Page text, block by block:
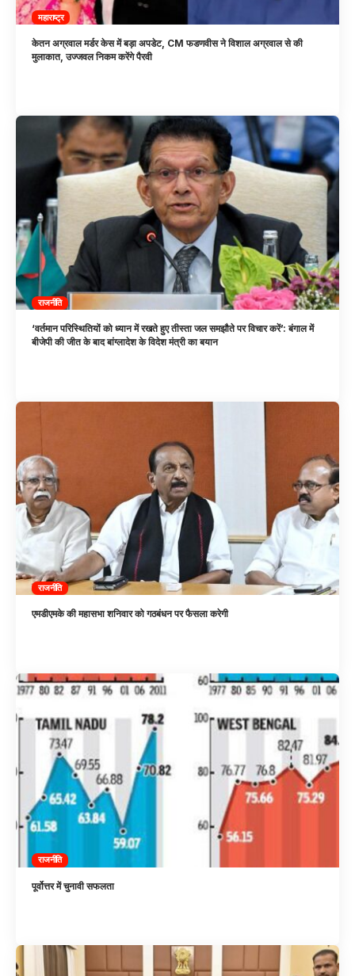
महाराष्ट्र
केतन अग्रवाल मर्डर केस में बड़ा अपडेट, CM फडणवीस ने विशाल अग्रवाल से की
मुलाकात, उज्जवल निकम करेंगे पैरवी
राजनीति
‘वर्तमान परिस्थितियों को ध्यान में रखते हुए तीस्ता जल समझौते पर विचार करें’: बंगाल में
बीजेपी की जीत के बाद बांग्लादेश के विदेश मंत्री का बयान
राजनीति
एमडीएमके की महासभा शनिवार को गठबंधन पर फैसला करेगी
राजनीति
पूर्वोत्तर में चुनावी सफलता